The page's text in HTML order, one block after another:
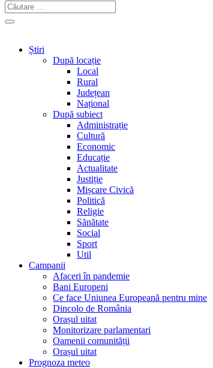
Știri
După locație
Local
Rural
Județean
Național
După subiect
Administrație
Cultură
Economic
Educație
Actualitate
Justiție
Mișcare Civică
Politică
Religie
Sănătate
Social
Sport
Util
Campanii
Afaceri în pandemie
Bani Europeni
Ce face Uniunea Europeană pentru mine
Dincolo de România
Orașul uitat
Monitorizare parlamentari
Oamenii comunității
Orașul uitat
Prognoza meteo